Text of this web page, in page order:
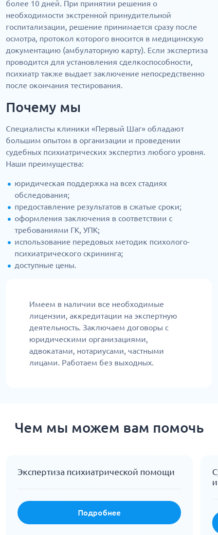
более 10 дней. При принятии решения о
необходимости экстренной принудительной
госпитализации, решение принимается сразу после
осмотра, протокол которого вносится в медицинскую
документацию (амбулаторную карту). Если экспертиза
проводится для установления сделкоспособности,
психиатр также выдает заключение непосредственно
после окончания тестирования.
Почему мы
Специалисты клиники «Первый Шаг» обладают
большим опытом в организации и проведении
судебных психиатрических экспертиз любого уровня.
Наши преимущества:
юридическая поддержка на всех стадиях
обследования;
предоставление результатов в сжатые сроки;
оформления заключения в соответствии с
требованиями ГК, УПК;
использование передовых методик психолого-
психиатрического скрининга;
доступные цены.
Имеем в наличии все необходимые
лицензии, аккредитации на экспертную
деятельность. Заключаем договоры с
юридическими организациями,
адвокатами, нотариусами, частными
лицами. Работаем без выходных.
Чем мы можем вам помочь
Экспертиза психиатрической помощи
Подробнее